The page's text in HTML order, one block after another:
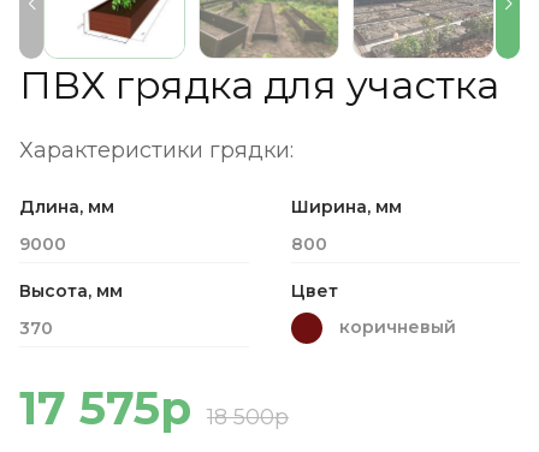
ПВХ грядка для участка
Характеристики грядки:
Длина, мм
9000
Ширина, мм
800
Высота, мм
370
Цвет
коричневый
17 575р 18 500р